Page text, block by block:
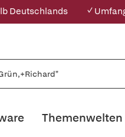
Deutschlands ✓
Themenwelten